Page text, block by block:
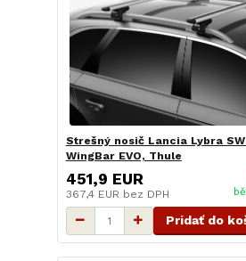
Strešný nosič Lancia Lybra
WingBar EVO, Thule
451,9 EUR
367,4 EUR bez DPH
Pridať do